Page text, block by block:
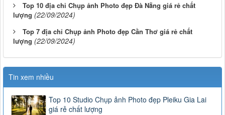
Top 10 địa chỉ Chụp ảnh Photo đẹp Đà Nẵng giá rẻ chất
lượng (22/09/2024)
Top 7 địa chỉ Chụp ảnh Photo đẹp Cần Thơ giá rẻ chất
lượng (22/09/2024)
Tin xem nhiều
Top 10 Studio Chụp ảnh Photo đẹp Pleiku Gia Lai
giá rẻ chất lượng